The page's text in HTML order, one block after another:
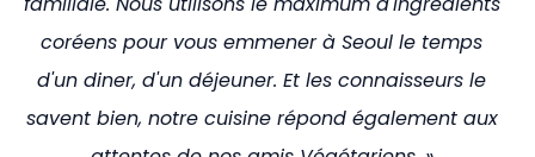
coréens pour vous emmener à Seoul le temps
d'un diner, d'un déjeuner. Et les connaisseurs le
savent bien, notre cuisine répond également aux